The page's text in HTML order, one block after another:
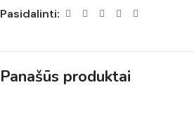
Pasidalinti:
Panašūs produktai